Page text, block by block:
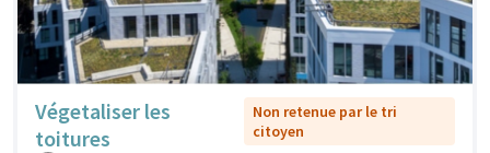
Végetaliser les
toitures
Non retenue par le tri
citoyen